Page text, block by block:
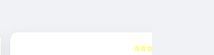
5
☆☆☆☆☆